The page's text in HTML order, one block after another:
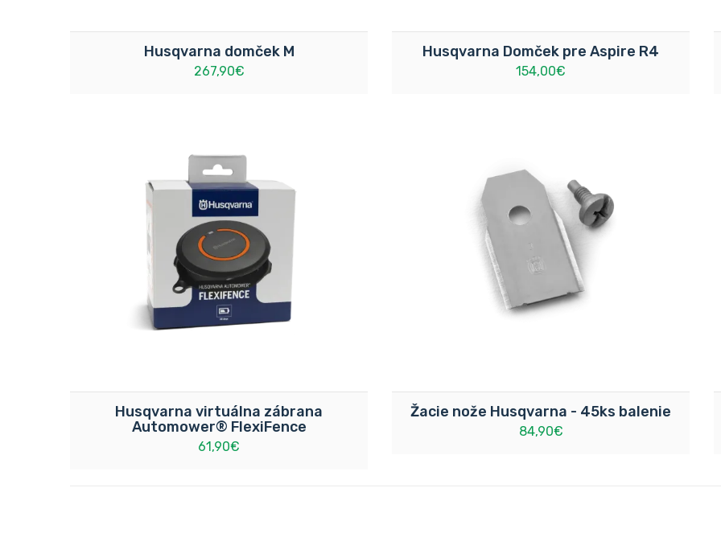
Husqvarna domček M
267,90€
Husqvarna Domček pre Aspire R4
154,00€
Husqvarna virtuálna zábrana
Automower® FlexiFence
61,90€
Žacie nože Husqvarna - 45ks balenie
84,90€